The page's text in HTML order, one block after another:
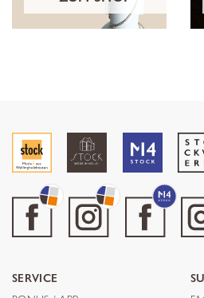
SERVICE